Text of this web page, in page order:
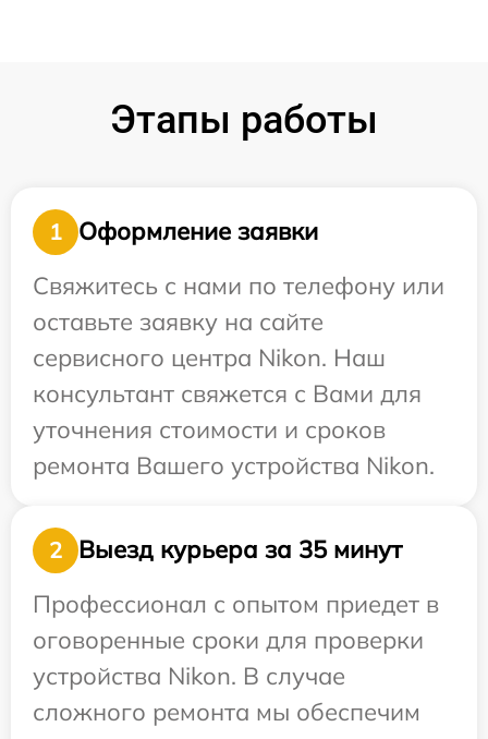
Этапы работы
1
Оформление заявки
Свяжитесь с нами по телефону или
оставьте заявку на сайте
сервисного центра Nikon. Наш
консультант свяжется с Вами для
уточнения стоимости и сроков
ремонта Вашего устройства Nikon.
2
Выезд курьера за 35 минут
Профессионал с опытом приедет в
оговоренные сроки для проверки
устройства Nikon. В случае
сложного ремонта мы обеспечим